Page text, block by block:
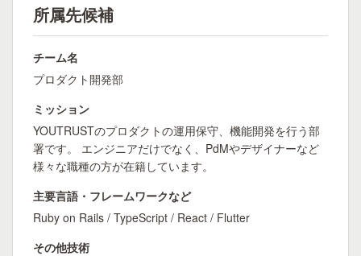
所属先候補
チーム名
プロダクト開発部
ミッション
YOUTRUSTのプロダクトの運用保守、機能開発を行う部
署です。 エンジニアだけでなく、PdMやデザイナーなど
様々な職種の方が在籍しています。
主要言語・フレームワークなど
Ruby on Rails / TypeScript / React / Flutter
その他技術